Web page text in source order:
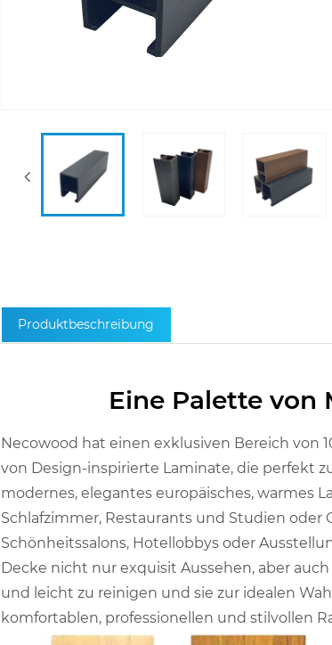
Produktbeschreibung
Eine Palette von
Necowood hat einen exklusiven Bereich von
von Design-inspirierte Laminate, die perfekt
modernes, elegantes europäisches, warmes
Schlafzimmer, Restaurants und Studien oder
Schönheitssalons, Hotellobbys oder
Decke nicht nur exquisit Aussehen, aber
und leicht zu reinigen und sie zur idealen
komfortablen, professionellen und stilvollen